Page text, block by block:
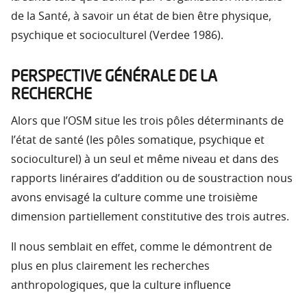
de la Santé, à savoir un état de bien être physique,
psychique et socioculturel (Verdee 1986).
PERSPECTIVE GÉNÉRALE DE LA
RECHERCHE
Alors que l’OSM situe les trois pôles déterminants de
l’état de santé (les pôles somatique, psychique et
socioculturel) à un seul et même niveau et dans des
rapports linéraires d’addition ou de soustraction nous
avons envisagé la culture comme une troisième
dimension partiellement constitutive des trois autres.
Il nous semblait en effet, comme le démontrent de
plus en plus clairement les recherches
anthropologiques, que la culture influence